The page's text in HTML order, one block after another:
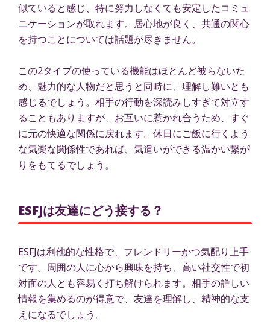
似ていると感じ、特に努力しなくても安定したコミュ
ニケーションが取れます。居心地が良く、共通の関心
を持つことについては話題が尽きません。
この2タイプの使っている機能はほとんど被らないた
め、魅力的な人物だと思うと同時に、理解し難いとも
感じるでしょう。相手の行動を深読みしすぎて対立す
ることもありますが、お互いに惹かれ合うため、すぐ
に元の快適な関係に戻れます。休日にご飯に行くよう
な気楽な関係性であれば、気遣いができる温かい繋が
りをもてるでしょう。
ESFJは友達にどう接する？
ESFJは利他的な性格で、フレンドリーかつ気配り上手
です。周囲の人に心から興味を持ち、高い社交性で初
対面の人とも容易く打ち解けられます。相手の詳しい
情報を集めるのが得意で、友達を理解し、精神的な支
えになるでしょう。